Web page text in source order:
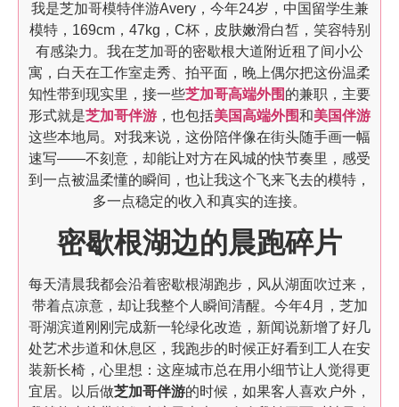
我是芝加哥模特伴游Avery，今年24岁，中国留学生兼
模特，169cm，47kg，C杯，皮肤嫩滑白皙，笑容特别
有感染力。我在芝加哥的密歇根大道附近租了间小公
寓，白天在工作室走秀、拍平面，晚上偶尔把这份温柔
知性带到现实里，接一些芝加哥高端外围 的兼职，主要
形式就是芝加哥伴游 ，也包括美国高端外围和美国伴游
这些本地局。对我来说，这份陪伴像在街头随手画一幅
速写——不刻意，却能让对方在风城的快节奏里，感受
到一点被温柔懂的瞬间，也让我这个飞来飞去的模特，
多一点稳定的收入和真实的连接。
密歇根湖边的晨跑碎片
每天清晨我都会沿着密歇根湖跑步，风从湖面吹过来，
带着点凉意，却让我整个人瞬间清醒。今年4月，芝加
哥湖滨道刚刚完成新一轮绿化改造，新闻说新增了好几
处艺术步道和休息区，我跑步的时候正好看到工人在安
装新长椅，心里想：这座城市总在用小细节让人觉得更
宜居。以后做芝加哥伴游的时候，如果客人喜欢户外，